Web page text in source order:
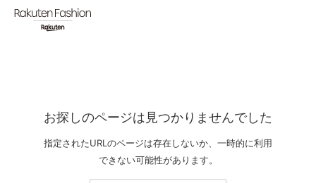
お探しのページは見つかりませんでした
指定されたURLのページは存在しないか、一時的に利用
できない可能性があります。